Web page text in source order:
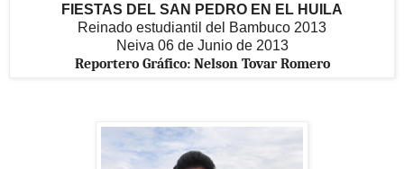
FIESTAS DEL SAN PEDRO EN EL HUILA
Reinado estudiantil del Bambuco 2013
Neiva 06 de Junio de 2013
Reportero Gráfico: Nelson Tovar Romero